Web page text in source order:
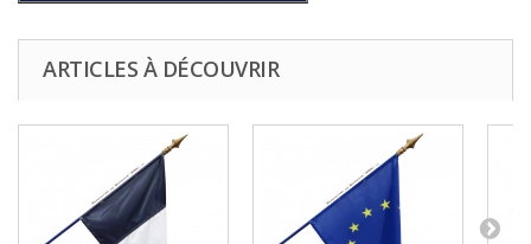
ARTICLES À DÉCOUVRIR